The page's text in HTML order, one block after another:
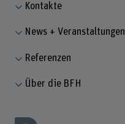
Kontakte
News + Veranstaltungen
Referenzen
Über die BFH